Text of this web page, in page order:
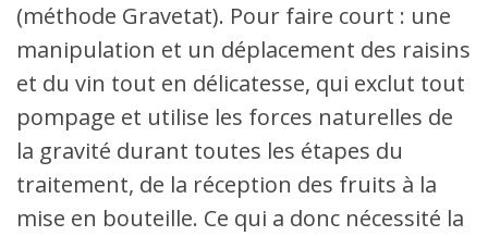
(méthode Gravetat). Pour faire court : une
manipulation et un déplacement des raisins
et du vin tout en délicatesse, qui exclut tout
pompage et utilise les forces naturelles de
la gravité durant toutes les étapes du
traitement, de la réception des fruits à la
mise en bouteille. Ce qui a donc nécessité la